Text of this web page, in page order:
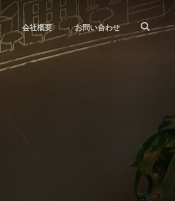
会社概要 お問い合わせ